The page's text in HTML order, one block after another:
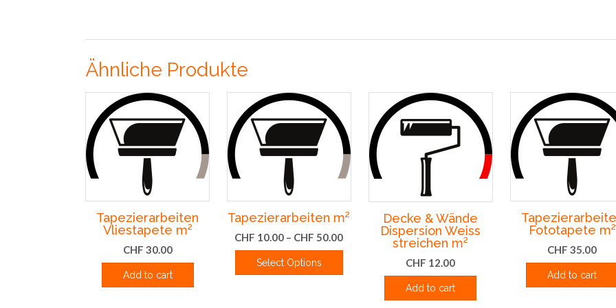
Ähnliche Produkte
Tapezierarbeiten
Vliestapete m²
CHF 30.00
Add to cart
Tapezierarbeiten m²
CHF 10.00 – CHF 50.00Preisspanne:
CHF 10.00
Select Options
Decke & Wände
Dispersion Weiss
streichen m²
CHF 12.00
Add to cart
Fototapete m²
CHF 35.00
Add to cart